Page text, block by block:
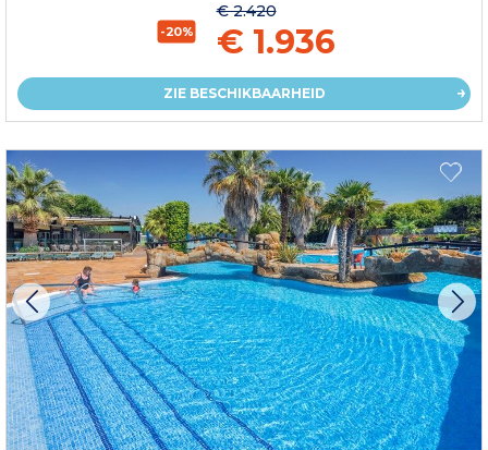
-20%
€ 2.420
€ 1.936
ZIE BESCHIKBAARHEID